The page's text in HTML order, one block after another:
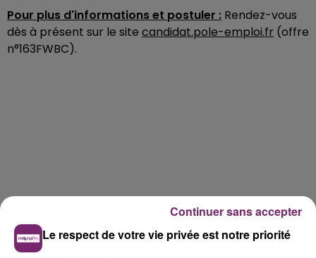
Pour plus d'informations et postuler : Rendez-vous
dès à présent sur le site candidat.pole-emploi.fr (offre
n°163FWBC).
Le respect de votre vie privée est notre priorité
Continuer sans accepter